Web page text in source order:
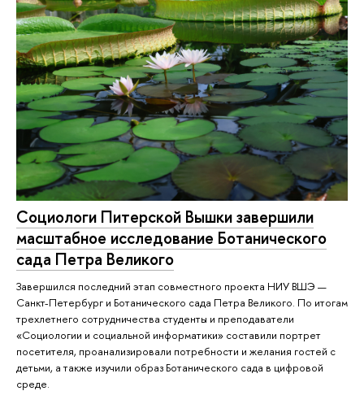
Социологи Питерской Вышки завершили
масштабное исследование Ботанического
сада Петра Великого
Завершился последний этап совместного проекта НИУ ВШЭ —
Санкт-Петербург и Ботанического сада Петра Великого. По итогам
трехлетнего сотрудничества студенты и преподаватели
«Социологии и социальной информатики» составили портрет
посетителя, проанализировали потребности и желания гостей с
детьми, а также изучили образ Ботанического сада в цифровой
среде.